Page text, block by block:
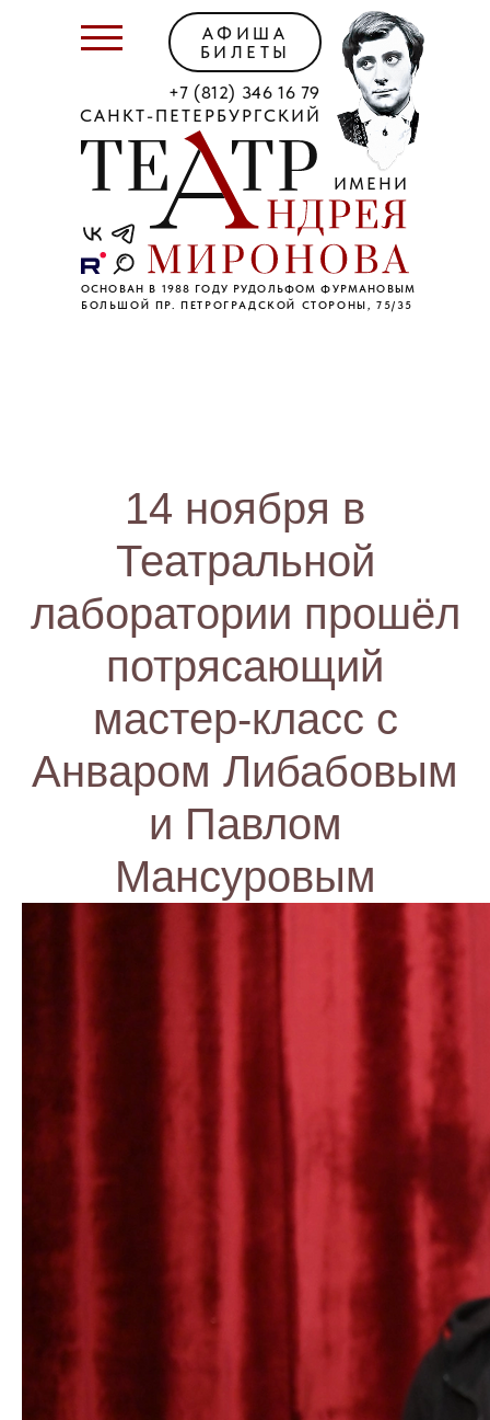
САНКТ-ПЕТЕРБУРГСКИЙ
ИМЕНИ
ОСНОВАН В 1988 ГОДУ РУДОЛЬФОМ ФУРМАНОВЫМ
+7 (812) 346 16 79
БОЛЬШОЙ ПР. ПЕТРОГРАДСКОЙ СТОРОНЫ, 75/35
АФИША
БИЛЕТЫ
14 ноября в
Театральной
лаборатории прошёл
потрясающий
мастер-класс с
Анваром Либабовым
и Павлом
Мансуровым